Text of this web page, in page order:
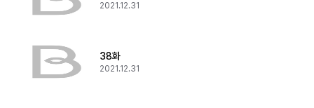
2021.12.31
38화
2021.12.31